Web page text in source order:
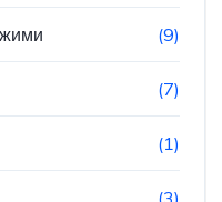
(9)
(7)
(1)